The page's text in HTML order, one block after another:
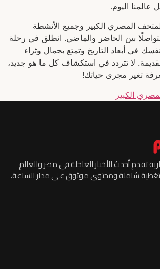
عالمنا اليوم.
المصري الكبير وجميع الأنشطة
بين الحاضر والماضي. انطلق في رحلة
في أبعاد التاريخ وتمتع بجمال وثراء
لا تتردد في استكشاف كل ما هو جديد،
تغير مجرى حياتك!
الكبير
تقدم أحدث الأخبار العاجلة في مصر والعالم
شاملة ومحتوى موثوق على مدار الساعة.